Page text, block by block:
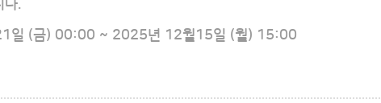
다.
일 (금) 00:00 ~ 2025년 12월15일 (월) 15:00